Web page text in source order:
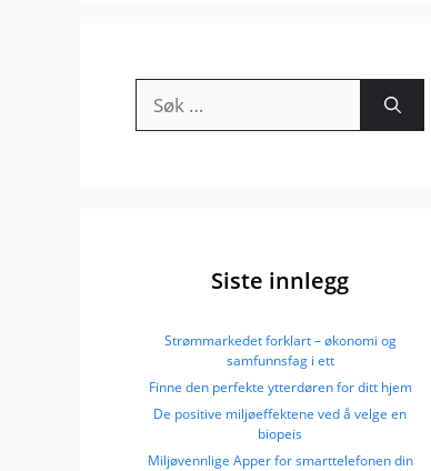
etter:
Siste innlegg
Strømmarkedet forklart – økonomi og
samfunnsfag i ett
Finne den perfekte ytterdøren for ditt hjem
De positive miljøeffektene ved å velge en
biopeis
Miljøvennlige Apper for smarttelefonen din